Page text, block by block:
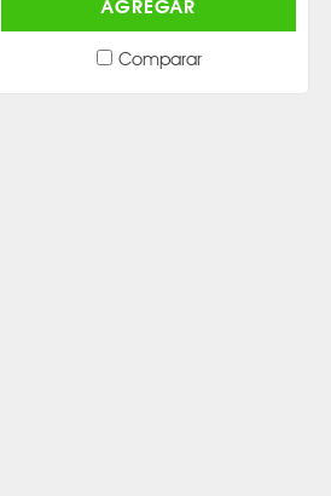
AGREGAR
Comparar